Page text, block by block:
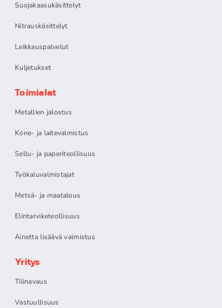
Suojakaasukäsittelyt
Nitrauskäsittelyt
Leikkauspalvelut
Kuljetukset
Toimialat
Metallien jalostus
Kone- ja laitevalmistus
Sellu- ja paperiteollisuus
Työkaluvalmistajat
Metsä- ja maatalous
Elintarviketeollisuus
Ainetta lisäävä valmistus
Yritys
Tilinavaus
Vastuullisuus